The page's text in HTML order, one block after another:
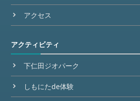
アクセス
アクティビティ
下仁田ジオパーク
しもにたde体験